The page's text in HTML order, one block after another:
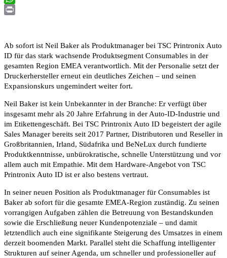
WhatsApp
Ab sofort ist Neil Baker als Produktmanager bei TSC Printronix Auto
ID für das stark wachsende Produktsegment Consumables in der
gesamten Region EMEA verantwortlich. Mit der Personalie setzt der
Druckerhersteller erneut ein deutliches Zeichen – und seinen
Expansionskurs ungemindert weiter fort.
Neil Baker ist kein Unbekannter in der Branche: Er verfügt über
insgesamt mehr als 20 Jahre Erfahrung in der Auto-ID-Industrie und
im Etikettengeschäft. Bei TSC Printronix Auto ID begeistert der agile
Sales Manager bereits seit 2017 Partner, Distributoren und Reseller in
Großbritannien, Irland, Südafrika und BeNeLux durch fundierte
Produktkenntnisse, unbürokratische, schnelle Unterstützung und vor
allem auch mit Empathie. Mit dem Hardware-Angebot von TSC
Printronix Auto ID ist er also bestens vertraut.
In seiner neuen Position als Produktmanager für Consumables ist
Baker ab sofort für die gesamte EMEA-Region zuständig. Zu seinen
vorrangigen Aufgaben zählen die Betreuung von Bestandskunden
sowie die Erschließung neuer Kundenpotenziale – und damit
letztendlich auch eine signifikante Steigerung des Umsatzes in einem
derzeit boomenden Markt. Parallel steht die Schaffung intelligenter
Strukturen auf seiner Agenda, um schneller und professioneller auf